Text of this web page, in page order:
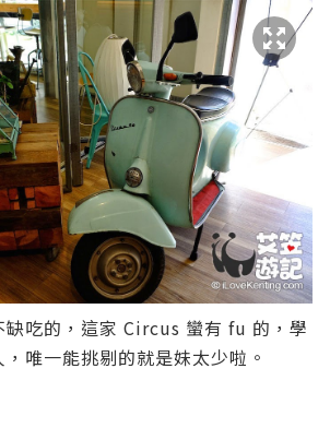
缺吃的，這家 Circus 蠻有 fu 的，學
唯一能挑剔的就是妹太少啦。